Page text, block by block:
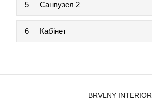
5 Санвузел 2
6 Кабiнет
BRVLNY INTERIOR